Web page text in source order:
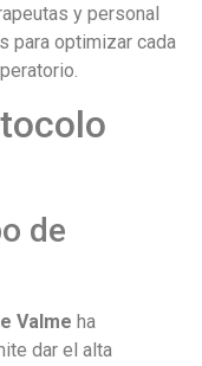
y personal
para optimizar cada
de
Valme ha
dar el alta